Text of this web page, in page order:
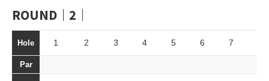
ROUND｜2｜
Hole 1 2 3 4 5 6 7
Par